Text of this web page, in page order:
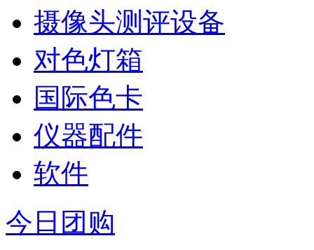
摄像头测评设备
对色灯箱
国际色卡
仪器配件
软件
今日团购